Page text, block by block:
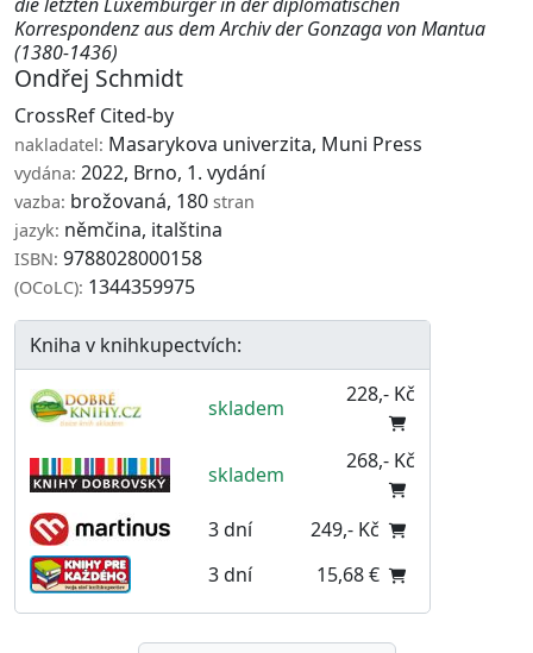
Korrespondenz aus dem Archiv der Gonzaga von Mantua
(1380-1436)
Ondřej Schmidt
CrossRef Cited-by
nakladatel: Masarykova univerzita, Muni Press
vydána: 2022, Brno, 1. vydání
vazba: brožovaná, 180 stran
jazyk: němčina, italština
ISBN: 9788028000158
(OCoLC): 1344359975
Kniha v knihkupectvích:
skladem
228,- Kč
skladem
268,- Kč
3 dní
249,- Kč
3 dní
15,68 €